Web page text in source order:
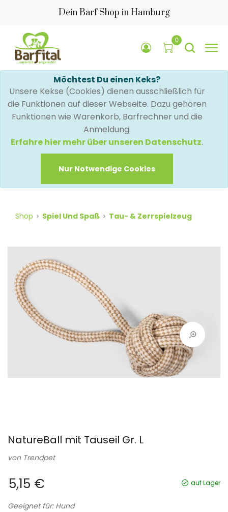
Dein Barf Shop in Hamburg
0
Möchtest Du einen Keks?
Unsere Kekse (Cookies) dienen ausschließlich für
die Funktionen auf dieser Webseite. Dazu gehören
Funktionen wie Warenkorb, Barfrechner und die
Anmeldung.
Erfahre hier mehr über unseren Datenschutz.
Nur Notwendige Cookies
Shop Spiel Und Spaß Tau- & Zerrspielzeug
NatureBall mit Tauseil Gr. L
von Trendpet
5,15 € auf Lager
Geeignet für: Hund